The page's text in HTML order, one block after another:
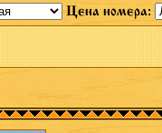
Цена номера: